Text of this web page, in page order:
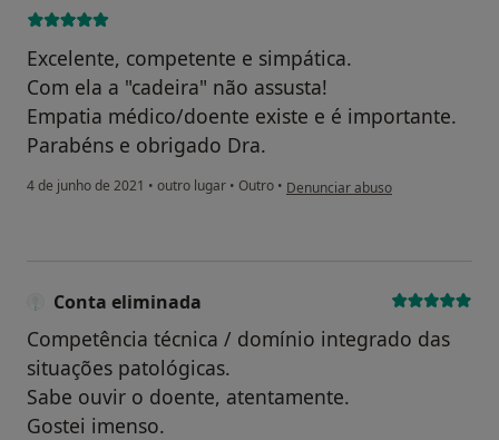
Excelente, competente e simpática.
Com ela a "cadeira" não assusta!
Empatia médico/doente existe e é importante.
Parabéns e obrigado Dra.
4 de junho de 2021 • outro lugar • Outro • na opinião do utilizador Antonio
Denunciar abuso
Conta eliminada
Competência técnica / domínio integrado das
situações patológicas.
Sabe ouvir o doente, atentamente.
Gostei imenso.